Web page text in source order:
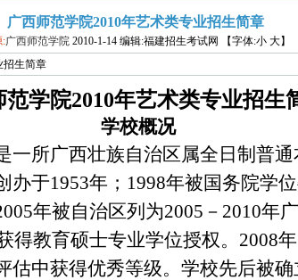
广西师范学院2010年艺术类专业招生简章
:广西师范学院 2010-1-14 编辑:福建招生考试网 【字体:小 大】
招生简章
范学院2010年艺术类专业招生
学校概况
一所广西壮族自治区属全日制普
办于1953年； 1998年被国务院学
年被自治区列为2005 － 2010年
得教育硕士专业学位授权。 2008
中获得优秀等级。 学校先后被